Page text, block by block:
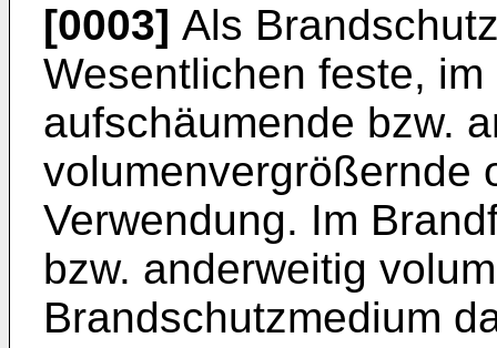
[0003] Als
Wesentlichen feste,
aufschäumende bzw.
volumenvergrößernde
Verwendung. Im
bzw. anderweitig
Brandschutzmedium